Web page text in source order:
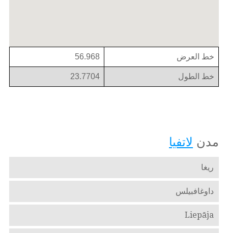
خط العرض 56.968
خط الطول 23.7704
مدن لاتفيا
ريغا
داوغافبيلس
Liepāja